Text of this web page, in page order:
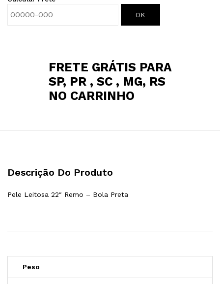
OK
FRETE GRÁTIS PARA
SP, PR , SC , MG, RS
NO CARRINHO
Descrição Do Produto
Pele Leitosa 22″ Remo – Bola Preta
Peso